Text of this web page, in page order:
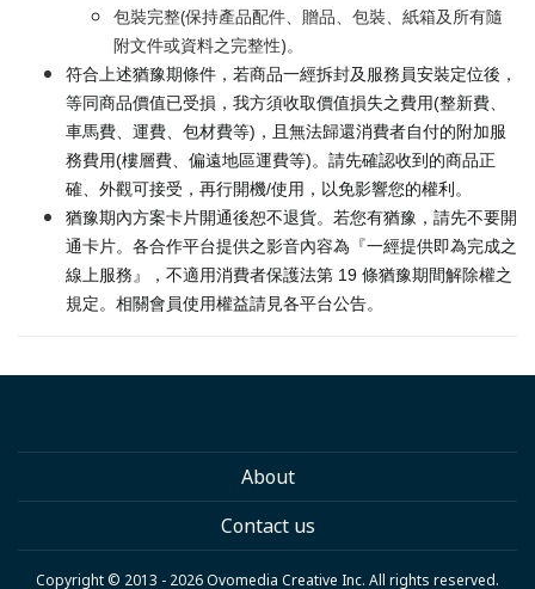
包裝完整(保持產品配件、贈品、包裝、紙箱及所有隨
附文件或資料之完整性)。
符合上述猶豫期條件，若商品一經拆封及服務員安裝定位後，
等同商品價值已受損，我方須收取價值損失之費用(整新費、
車馬費、運費、包材費等)，且無法歸還消費者自付的附加服
務費用(樓層費、偏遠地區運費等)。請先確認收到的商品正
確、外觀可接受，再行開機/使用，以免影響您的權利。
猶豫期內方案卡片開通後恕不退貨。若您有猶豫，請先不要開
通卡片。各合作平台提供之影音內容為『一經提供即為完成之
線上服務』，不適用消費者保護法第 19 條猶豫期間解除權之
規定。相關會員使用權益請見各平台公告。
About
Contact us
Copyright © 2013 - 2026 Ovomedia Creative Inc. All rights reserved.